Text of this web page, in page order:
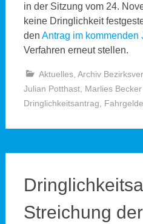
in der Sitzung vom 24.
keine Dringlichkeit
den Antrag im kommenden
Verfahren erneut stellen.
Aktuelles, Archiv
Julian Potthast, Marlies Becker
Dringlichkeitsantrag
Streichung der